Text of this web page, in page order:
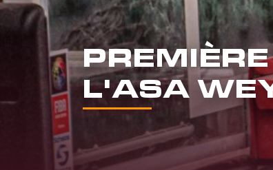
L'ASA